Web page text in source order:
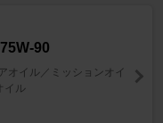
90
オイル／ミッションオイ
イル